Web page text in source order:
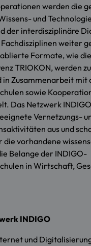
werden die
und
der interdisziplinäre
weiter
Formate, wie die
TRIOKON, werden
Zusammenarbeit mit
sowie
Das Netzwerk
Vernetzungs-
aus und
die vorhandene
Belange der INDIGO-
in Wirtschaft,
INDIGO
und